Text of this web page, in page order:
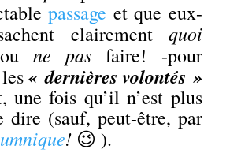
passage et que eux-
clairement quoi
ne pas faire! -pour
« dernières volontés »
une fois qu’il n’est plus
dire (sauf, peut-être, par
! 😉 ).